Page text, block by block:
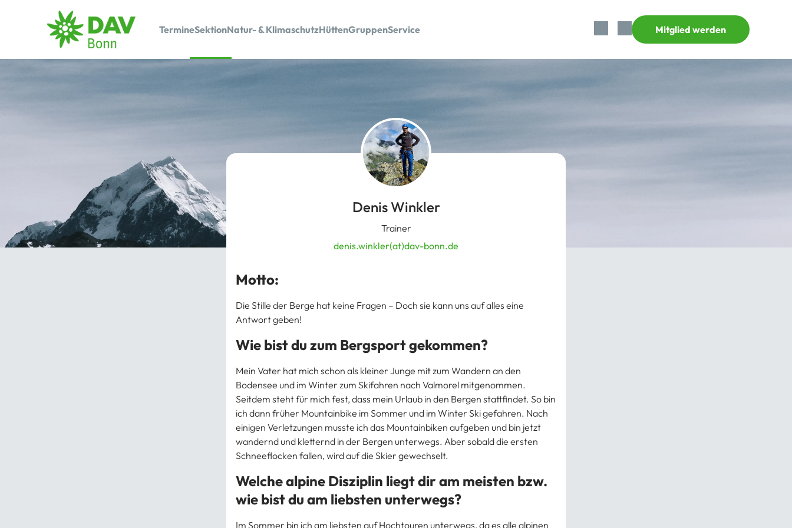
TermineSektionNatur- & KlimaschutzHüttenGruppenService Mitglied werden
Denis Winkler
Trainer
denis.winkler(at)dav-bonn.de
Motto:
Die Stille der Berge hat keine Fragen – Doch sie kann uns auf alles eine
Antwort geben!
Wie bist du zum Bergsport gekommen?
Mein Vater hat mich schon als kleiner Junge mit zum Wandern an den
Bodensee und im Winter zum Skifahren nach Valmorel mitgenommen.
Seitdem steht für mich fest, dass mein Urlaub in den Bergen stattfindet. So bin
ich dann früher Mountainbike im Sommer und im Winter Ski gefahren. Nach
einigen Verletzungen musste ich das Mountainbiken aufgeben und bin jetzt
wandernd und kletternd in der Bergen unterwegs. Aber sobald die ersten
Schneeflocken fallen, wird auf die Skier gewechselt.
Welche alpine Disziplin liegt dir am meisten bzw.
wie bist du am liebsten unterwegs?
Im Sommer bin ich am liebsten auf Hochtouren unterwegs, da es alle alpinen